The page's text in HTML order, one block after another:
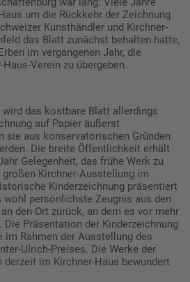
um die Rückkehr der Zeichnung
Kunsthändler und Kirchner-
das Blatt zunächst behalten hatte,
im vergangenen Jahr, die
Verein zu übergeben.
wird das kostbare Blatt allerdings
auf Papier äußerst
sie aus konservatorischen Gründen
Die breite Öffentlichkeit erhält
Gelegenheit, das frühe Werk zu
großen Kirchner-Ausstellung im
Kinderzeichnung präsentiert
persönlichste Zeugnis aus den
den Ort zurück, an dem es vor mehr
Die Präsentation der Kinderzeichnung
Rahmen der Ausstellung des
Ulrich-Preises. Die Werke der
derzeit im Kirchner-Haus bewundert